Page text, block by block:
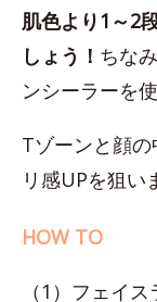
肌色より1～2
しょう！ ちな
ンシーラーを
Tゾーンと顔
リ感UPを狙い
HOW TO
（1）フェイ